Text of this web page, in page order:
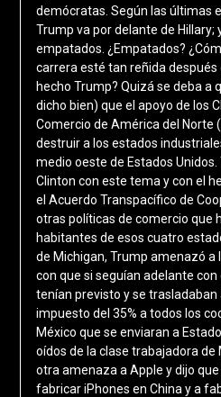
demócratas. Según las últimas
Trump va por delante de Hillary;
empatados. ¿Empatados?
carrera esté tan reñida después
hecho Trump? Quizá se deba a
dicho bien) que el apoyo de los
Comercio de América del Norte
destruir a los estados
medio oeste de Estados
Clinton con este tema y con el
el Acuerdo Transpacífico de
otras políticas de comercio que
habitantes de esos cuatro
de Michigan, Trump amenazó a
con que si seguían adelante
tenían previsto y se trasladaban
impuesto del 35% a todos los
México que se enviaran a
oídos de la clase trabajadora de
otra amenaza a Apple y dijo
fabricar iPhones en China y a